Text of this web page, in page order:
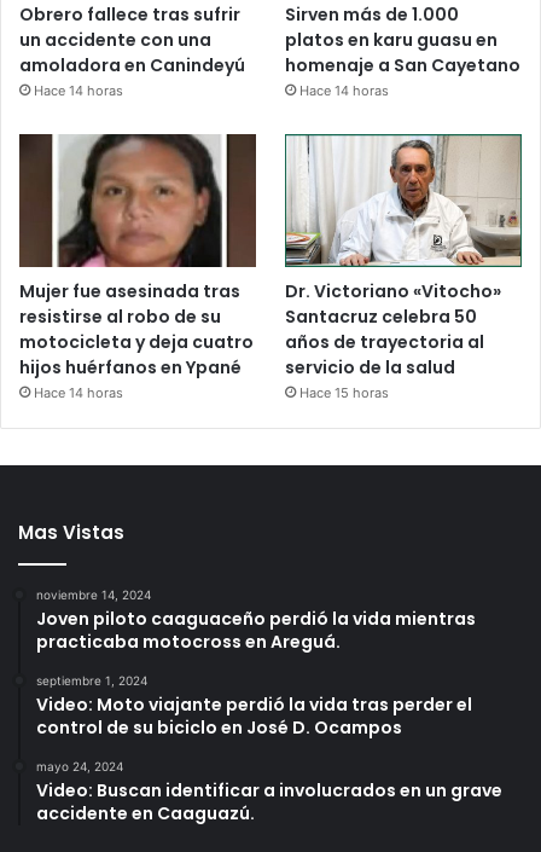
Obrero fallece tras sufrir
un accidente con una
amoladora en Canindeyú
Hace 14 horas
Sirven más de 1.000
platos en karu guasu en
homenaje a San Cayetano
Hace 14 horas
Mujer fue asesinada tras
resistirse al robo de su
motocicleta y deja cuatro
hijos huérfanos en Ypané
Hace 14 horas
Dr. Victoriano «Vitocho»
Santacruz celebra 50
años de trayectoria al
servicio de la salud
Hace 15 horas
Mas Vistas
noviembre 14, 2024
Joven piloto caaguaceño perdió la vida mientras
practicaba motocross en Areguá.
septiembre 1, 2024
Video: Moto viajante perdió la vida tras perder el
control de su biciclo en José D. Ocampos
mayo 24, 2024
Video: Buscan identificar a involucrados en un grave
accidente en Caaguazú.